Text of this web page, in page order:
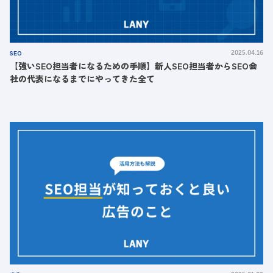
SEO 2025.04.16
【強いSEO担当者になるための手順】新人SEO担当者からSEO会
社の代表になるまでにやってきた全て